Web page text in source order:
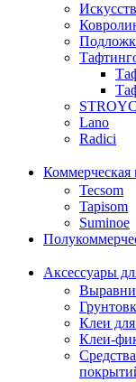
Lano
Radici
Коммерческая
Tecsom
Tapisom
Suminoe
Аксессуары
Клеи
Клеи-